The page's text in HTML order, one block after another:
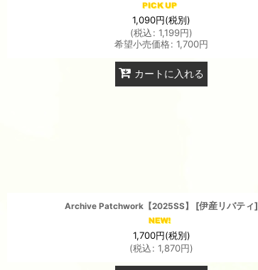
1,090円(税別)
(税込: 1,199円)
希望小売価格: 1,700円
カートに入れる
Archive Patchwork【2025SS】 [伊産リバティ]
1,700円(税別)
(税込: 1,870円)